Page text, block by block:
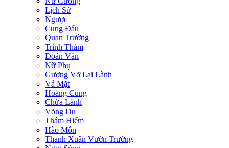
Lịch Sử
Ngược
Cung Đấu
Quan Trường
Trinh Thám
Đoản Văn
Nữ Phụ
Gương Vỡ Lại Lành
Vả Mặt
Hoàng Cung
Chữa Lành
Võng Du
Thám Hiểm
Hào Môn
Thanh Xuân Vườn Trường